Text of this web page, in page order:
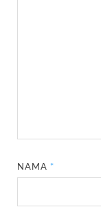
NAMA *